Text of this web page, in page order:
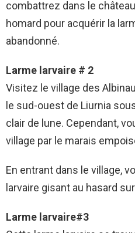
combattrez dans le
homard pour acquérir la
abandonné.
Larme larvaire # 2
Visitez le village des
le sud-ouest de Liurnia
clair de lune. Cependant,
village par le marais
En entrant dans le village,
larvaire gisant au hasard
Larme larvaire#3